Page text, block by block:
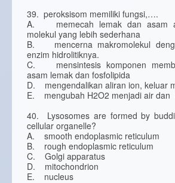
39. peroksisom memiliki fungsi,….
A. memecah lemak dan asam
molekul yang lebih sederhana
B. mencerna makromolekul
enzim hidrolitiknya.
C. mensintesis komponen
asam lemak dan fosfolipida
D. mengendalikan aliran ion, keluar
E. mengubah H2O2 menjadi air dan
40. Lysosomes are formed by
cellular organelle?
A. smooth endoplasmic reticulum
B. rough endoplasmic reticulum
C. Golgi apparatus
D. mitochondrion
E. nucleus